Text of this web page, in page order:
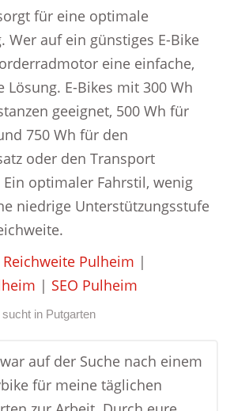
für eine optimale
Wer auf ein günstiges E-Bike
eine einfache,
Lösung. E-Bikes mit 300 Wh
geeignet, 500 Wh für
750 Wh für den
oder den Transport
Ein optimaler Fahrstil, wenig
niedrige Unterstützungsstufe
Reichweite Pulheim |
| SEO Pulheim
sucht in Putgarten
auf der Suche nach einem
für meine täglichen